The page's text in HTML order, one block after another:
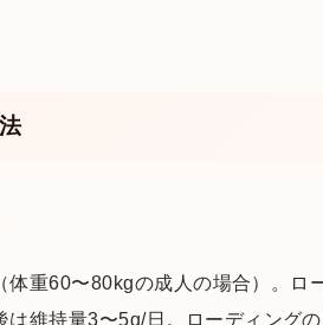
体重60〜80kgの成人の場合）。
維持量3〜5g/日。ローディング